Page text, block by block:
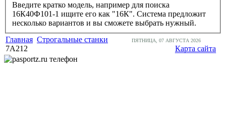
Введите кратко модель, например для поиска
16К40Ф101-1 ищите его как "16К". Система предложит
несколько вариантов и вы сможете выбрать нужный.
Главная Строгальные станки
7А212
ПЯТНИЦА, 07 АВГУСТА 2026
Карта сайта